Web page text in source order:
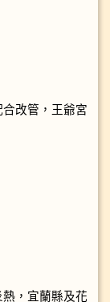
改管，王爺宮
，宜蘭縣及花